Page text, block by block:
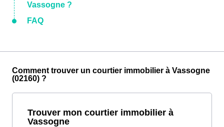
Vassogne ?
FAQ
Comment trouver un courtier immobilier à Vassogne
(02160) ?
Trouver mon courtier immobilier à
Vassogne